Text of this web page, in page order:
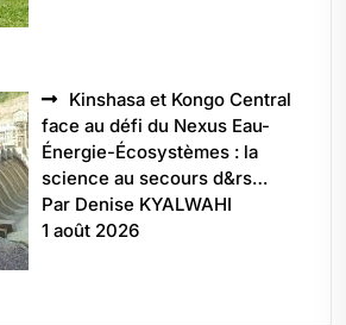
Kinshasa et Kongo Central
face au défi du Nexus Eau-
Énergie-Écosystèmes : la
science au secours d&rs…
Par Denise KYALWAHI
1 août 2026